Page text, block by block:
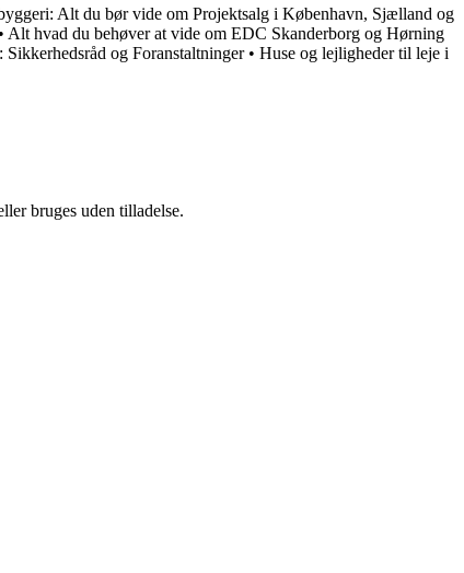
Alt du bør vide om Projektsalg i København, Sjælland og
• Alt hvad du behøver at vide om EDC Skanderborg og Hørning
og Foranstaltninger• Huse og lejligheder til leje i
bruges uden tilladelse.